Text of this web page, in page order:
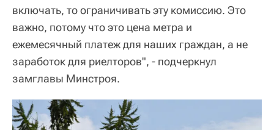
включать, то ограничивать эту комиссию. Это
важно, потому что это цена метра и
ежемесячный платеж для наших граждан, а не
заработок для риелторов", - подчеркнул
замглавы Минстроя.